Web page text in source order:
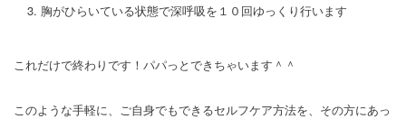
胸がひらいている状態で深呼吸を１０回ゆっくり行います
これだけで終わりです！ パパっとできちゃいます＾＾
このような手軽に、ご自身でもできるセルフケア方法を、その方にあっ